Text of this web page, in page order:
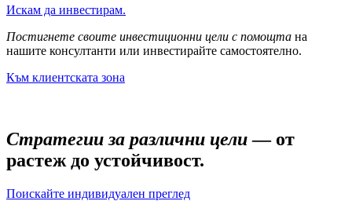
Искам да инвестирам.
Постигнете своите инвестиционни цели с помощта на
нашите консултанти или инвестирайте самостоятелно.
Към клиентската зона
Стратегии за различни цели— от
растеж до устойчивост.
Поискайте индивидуален преглед